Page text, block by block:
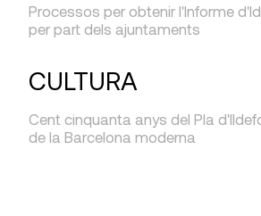
Processos per obtenir l'Informe
per part dels ajuntaments
CULTURA
Cent cinquanta anys del Pla
de la Barcelona moderna